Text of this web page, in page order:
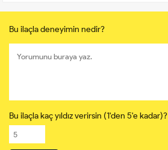
Bu ilaçla deneyimin nedir?
Bu ilaçla kaç yıldız verirsin (1'den 5'e kadar)?